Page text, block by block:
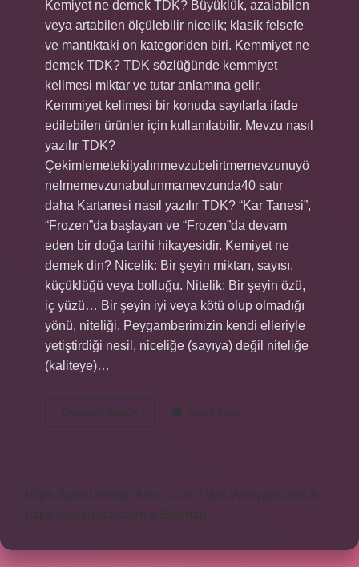
Kemiyet ne demek TDK? Büyüklük, azalabilen
veya artabilen ölçülebilir nicelik; klasik felsefe
ve mantıktaki on kategoriden biri. Kemmiyet ne
demek TDK? TDK sözlüğünde kemmiyet
kelimesi miktar ve tutar anlamına gelir.
Kemmiyet kelimesi bir konuda sayılarla ifade
edilebilen ürünler için kullanılabilir. Mevzu nasıl
yazılır TDK?
Çekimlemetekilyalınmevzubelirtmemevzunuyö
nelmemevzunabulunmamevzunda40 satır
daha Kartanesi nasıl yazılır TDK? “Kar Tanesi”,
“Frozen”da başlayan ve “Frozen”da devam
eden bir doğa tarihi hikayesidir. Kemiyet ne
demek din? Nicelik: Bir şeyin miktarı, sayısı,
küçüklüğü veya bolluğu. Nitelik: Bir şeyin özü,
iç yüzü… Bir şeyin iyi veya kötü olup olmadığı
yönü, niteliği. Peygamberimizin kendi elleriyle
yetiştirdiği nesil, niceliğe (sayıya) değil niteliğe
(kaliteye)…
Devamını okuyun
Nasıl
Yorum Bırak
https://www.teomanforum.com
https://vavyapi.com.tr
https://parkhayat.com.tr
Sitemap